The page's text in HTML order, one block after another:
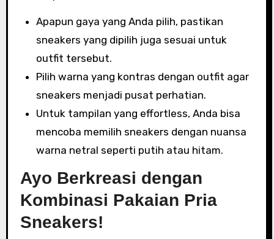
Apapun gaya yang Anda pilih, pastikan
sneakers yang dipilih juga sesuai untuk
outfit tersebut.
Pilih warna yang kontras dengan outfit agar
sneakers menjadi pusat perhatian.
Untuk tampilan yang effortless, Anda bisa
mencoba memilih sneakers dengan nuansa
warna netral seperti putih atau hitam.
Ayo Berkreasi dengan
Kombinasi Pakaian Pria
Sneakers!